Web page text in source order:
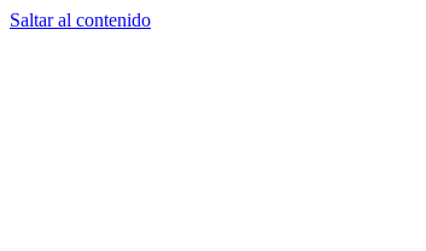
Saltar al contenido